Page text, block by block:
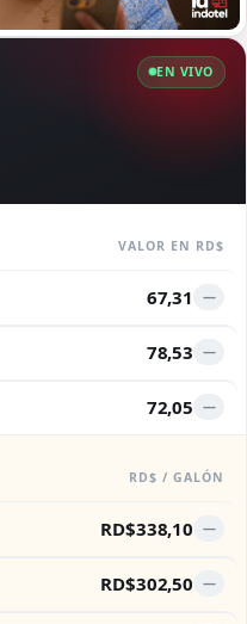
EN VIVO
VALOR EN RD$
67,31 —
78,53 —
72,05 —
RD$ / GALÓN
RD$338,10 —
RD$302,50 —